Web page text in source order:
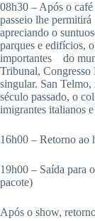
08h30 – Após o café
passeio lhe
apreciando o
parques e edifícios,
importantes do
Tribunal,
singular. San
século passado, o
imigrantes italianos
16h00 – Retorno ao
19h00 – Saída para
pacote)
Após o show,